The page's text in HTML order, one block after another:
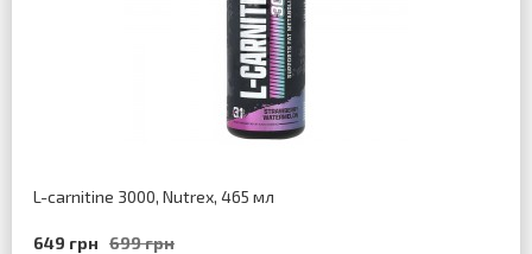
L-carnitine 3000, Nutrex, 465 мл
649 грн 699 грн